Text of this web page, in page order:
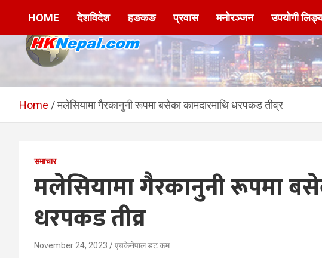
HKNepal.com –
हङकङबाट सञ्चालित पहिलो
hknepal, hknepal.com, hk nepal, hk nepal com
HOME देशविदेश हङकङ प्रवास मनोरञ्जन उपयोगी
Home मलेसियामा गैरकानुनी रूपमा बसेका कामदारमाथि धरपकड तीव्र
समाचार
मलेसियामा गैरकानुनी रूपमा
धरपकड तीव्र
November 24, 2023 एचकेनेपाल डट कम